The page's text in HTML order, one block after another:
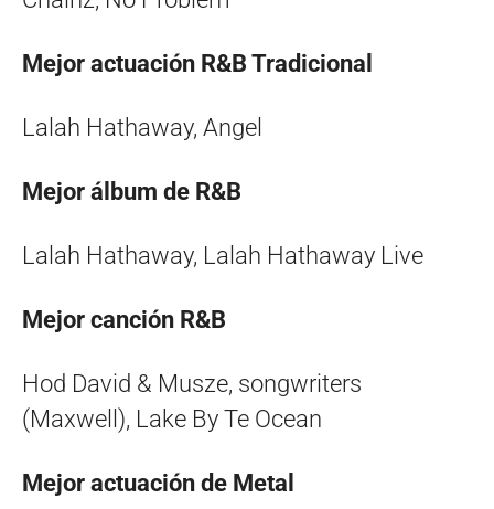
Mejor actuación R&B Tradicional
Lalah Hathaway, Angel
Mejor álbum de R&B
Lalah Hathaway, Lalah Hathaway Live
Mejor canción R&B
Hod David & Musze, songwriters
(Maxwell), Lake By Te Ocean
Mejor actuación de Metal